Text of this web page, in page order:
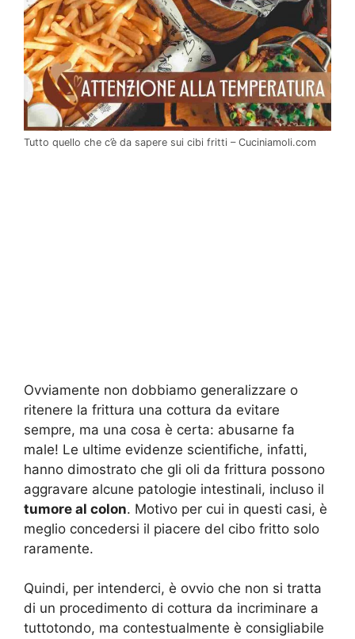
Tutto quello che c’è da sapere sui cibi fritti – Cuciniamoli.com
Ovviamente non dobbiamo generalizzare o
ritenere la frittura una cottura da evitare
sempre, ma una cosa è certa: abusarne fa
male! Le ultime evidenze scientifiche, infatti,
hanno dimostrato che gli oli da frittura possono
aggravare alcune patologie intestinali, incluso il
tumore al colon. Motivo per cui in questi casi, è
meglio concedersi il piacere del cibo fritto solo
raramente.
Quindi, per intenderci, è ovvio che non si tratta
di un procedimento di cottura da incriminare a
tuttotondo, ma contestualmente è consigliabile